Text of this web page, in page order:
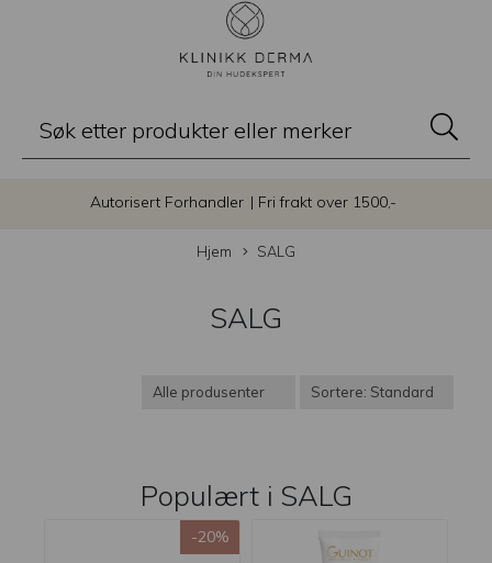
Autorisert Forhandler | Fri frakt over 1500,-
Hjem SALG
SALG
Populært i SALG
-20%